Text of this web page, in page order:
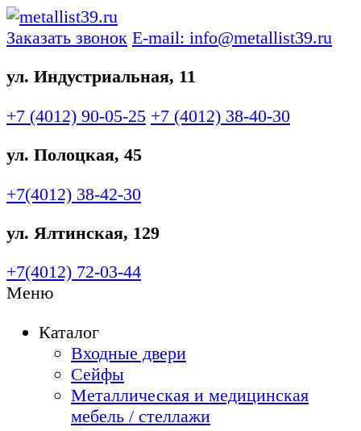
Заказать звонок E-mail: info@metallist39.ru
ул. Индустриальная, 11
+7 (4012) 90-05-25 +7 (4012) 38-40-30
ул. Полоцкая, 45
+7(4012) 38-42-30
ул. Ялтинская, 129
+7(4012) 72-03-44
Меню
Каталог
Входные двери
Сейфы
Металлическая и медицинская
мебель / стеллажи